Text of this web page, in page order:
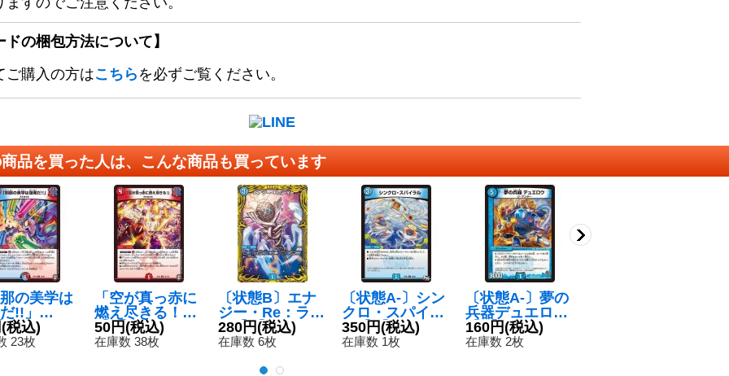
ドの梱包方法について】
ご購入の方はこちら を必ずご覧ください。
品を買った人は、こんな商品も買っています
の美学は
!!」
{RP1627/
多》
(税込)
23枚
「空が真っ赤に
燃え尽きる！」
【R】{EX1418/
110}《火》
50円(税込)
在庫数 38枚
〔状態B〕エナ
ジー・Re：ライ
ト【C】{RP175
B/20}《水》
280円(税込)
在庫数 6枚
〔状態A-〕シン
クロ・スパイラ
ル【U】{RP033
8/93}《水》
350円(税込)
在庫数 1枚
〔状態A-〕夢の
兵器デュエロウ
【U】{DMR202
9/70}《水》
160円(税込)
在庫数 2枚